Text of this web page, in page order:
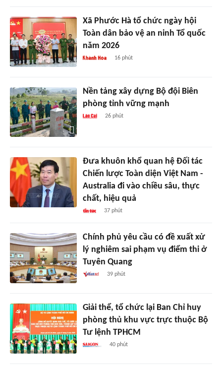
Xã Phước Hà tổ chức ngày hội
Toàn dân bảo vệ an ninh Tổ quốc
năm 2026
16 phút
Nền tảng xây dựng Bộ đội Biên
phòng tỉnh vững mạnh
26 phút
Đưa khuôn khổ quan hệ Đối tác
Chiến lược Toàn diện Việt Nam -
Australia đi vào chiều sâu, thực
chất, hiệu quả
37 phút
Chính phủ yêu cầu có đề xuất xử
lý nghiêm sai phạm vụ điểm thi ở
Tuyên Quang
39 phút
Giải thể, tổ chức lại Ban Chỉ huy
phòng thủ khu vực trực thuộc Bộ
Tư lệnh TPHCM
40 phút